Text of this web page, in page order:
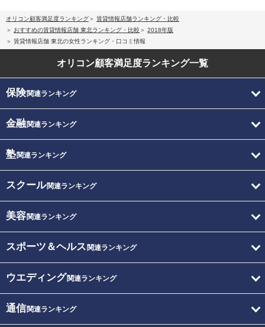
オリコン顧客満足度ランキング
賃貸情報店舗ランキング・比較
おすすめの賃貸情報店舗 東北ランキング・比較
2018年版
賃貸情報店舗 東北の女性ランキング・口コミ情報
オリコン顧客満足度ランキング一覧
保険関連ランキング
金融関連ランキング
塾関連ランキング
スクール関連ランキング
美容関連ランキング
スポーツ＆ヘルス 関連ランキング
ウエディング関連ランキング
通信関連ランキング